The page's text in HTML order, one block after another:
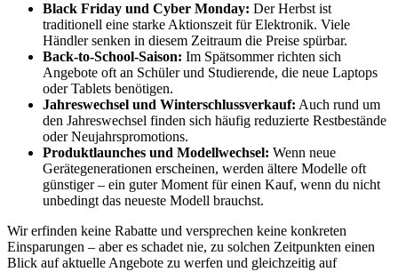
Black Friday und Cyber Monday: Der Herbst ist
traditionell eine starke Aktionszeit für Elektronik. Viele
Händler senken in diesem Zeitraum die Preise spürbar.
Back-to-School-Saison: Im Spätsommer richten sich
Angebote oft an Schüler und Studierende, die neue Laptops
oder Tablets benötigen.
Jahreswechsel und Winterschlussverkauf: Auch rund um
den Jahreswechsel finden sich häufig reduzierte Restbestände
oder Neujahrspromotions.
Produktlaunches und Modellwechsel: Wenn neue
Gerätegenerationen erscheinen, werden ältere Modelle oft
günstiger – ein guter Moment für einen Kauf, wenn du nicht
unbedingt das neueste Modell brauchst.
Wir erfinden keine Rabatte und versprechen keine konkreten
Einsparungen – aber es schadet nie, zu solchen Zeitpunkten einen
Blick auf aktuelle Angebote zu werfen und gleichzeitig auf